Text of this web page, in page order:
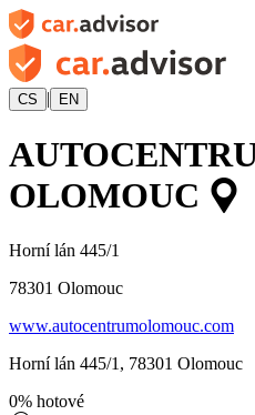
CS | EN
OLOMOUC
Horní lán 445/1
78301 Olomouc
www.autocentrumolomouc.com
Horní lán 445/1 , 78301 Olomouc
0% hotové